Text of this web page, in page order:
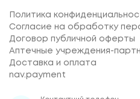
Политика
Согласие на обработку
Договор публичной оферты
Аптечные учреждения-
Доставка и оплата
nav.payment